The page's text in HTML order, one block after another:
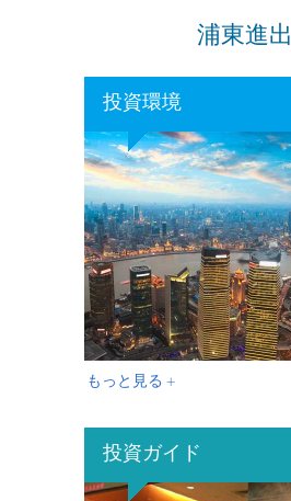
浦東進出
投資環境
もっと見る +
投資ガイド